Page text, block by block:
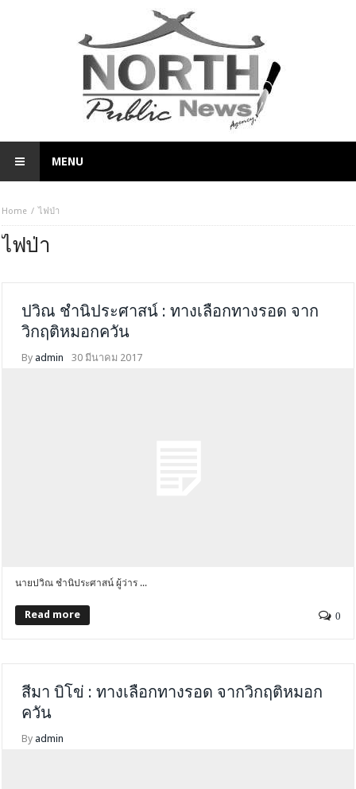
MENU
Home ไฟป่า
ไฟป่า
ปวิณ ชำนิประศาสน์ : ทางเลือกทางรอด จาก
วิกฤติหมอกควัน
By admin 30 มีนาคม 2017
นายปวิณ ชำนิประศาสน์ ผู้ว่าร ...
Read more 0
สีมา บิโข่ : ทางเลือกทางรอด จากวิกฤติหมอก
ควัน
By admin